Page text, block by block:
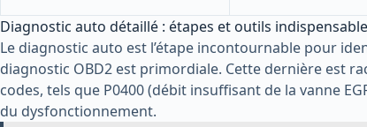
Diagnostic auto détaillé : étapes et outils
Le diagnostic auto est l’étape incontournable pour
diagnostic OBD2 est primordiale. Cette dernière est
codes, tels que P0400 (débit insuffisant de la vanne
du dysfonctionnement.